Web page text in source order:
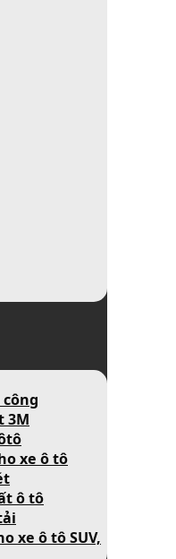
3M
xe ô tô
ô tô
xe ô tô SUV,